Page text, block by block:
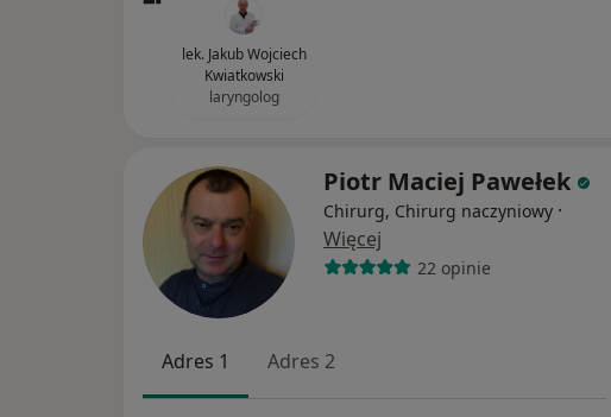
lek. Jakub Wojciech
Kwiatkowski
laryngolog
Piotr Maciej Pawełek
Chirurg, Chirurg naczyniowy ·
Więcej
22 opinie
Adres 1 Adres 2